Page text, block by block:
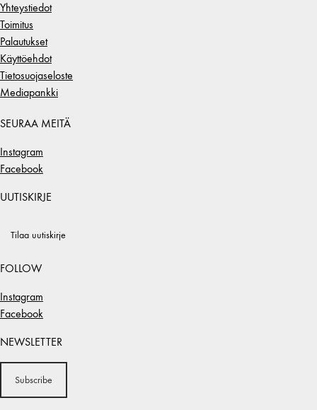
Yhteystiedot
Toimitus
Palautukset
Käyttöehdot
Tietosuojaseloste
Mediapankki
SEURAA MEITÄ
Instagram
Facebook
UUTISKIRJE
Tilaa uutiskirje
FOLLOW
Instagram
Facebook
NEWSLETTER
Subscribe